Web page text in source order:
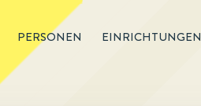
PERSONEN EINRICHTUNGEN